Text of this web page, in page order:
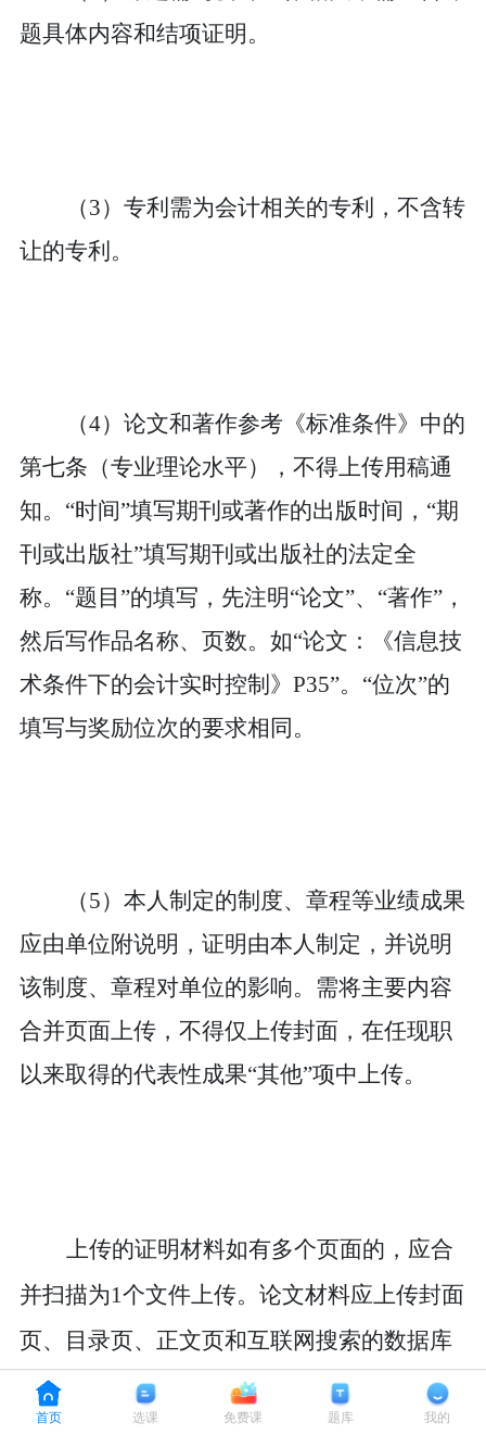
题具体内容和结项证明。
（3） 专利需为会计相关的专利，不含转
让的专利。
（4） 论文和著作参考《标准条件》中的
第七条（专业理论水平），不得上传用稿通
知。 “时间”填写期刊或著作的出版时间，“期
刊或出版社”填写期刊或出版社的法定全
称。“题目”的填写，先注明“论文”、“著作”，
然后写作品名称、页数。如“论文：《信息技
术条件下的会计实时控制》P35”。“位次”的
填写与奖励位次的要求相同 。
（5） 本人制定的制度、章程等业绩成果
应由单位附说明，证明由本人制定， 并说明
该制度、 章程对单位的影响。需将主要内容
合并页面上传，不得仅上传封面 ， 在任现职
以来取得的代表性成果“其他”项中上传。
上传的证明材料如有多个页面的，应合
并扫描为1个文件上传。论文材料应上传封面
页、目录页、正文页和互联网搜索的数据库
检索页，不得仅上传封面、目录。附件大小
首页 选课 免费课 题库 我的